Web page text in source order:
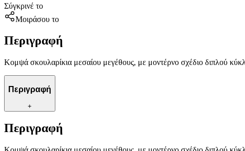
Σύγκρινέ το
Μοιράσου το
Περιγραφή
Κομψά σκουλαρίκια μεσαίου μεγέθους, με μοντέρνο σχέδιο διπλού
Περιγραφή
+
Περιγραφή